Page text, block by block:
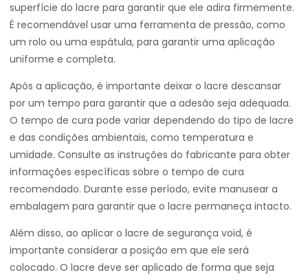
superfície do lacre para garantir que ele adira firmemente.
É recomendável usar uma ferramenta de pressão, como
um rolo ou uma espátula, para garantir uma aplicação
uniforme e completa.
Após a aplicação, é importante deixar o lacre descansar
por um tempo para garantir que a adesão seja adequada.
O tempo de cura pode variar dependendo do tipo de lacre
e das condições ambientais, como temperatura e
umidade. Consulte as instruções do fabricante para obter
informações específicas sobre o tempo de cura
recomendado. Durante esse período, evite manusear a
embalagem para garantir que o lacre permaneça intacto.
Além disso, ao aplicar o lacre de segurança void, é
importante considerar a posição em que ele será
colocado. O lacre deve ser aplicado de forma que seja